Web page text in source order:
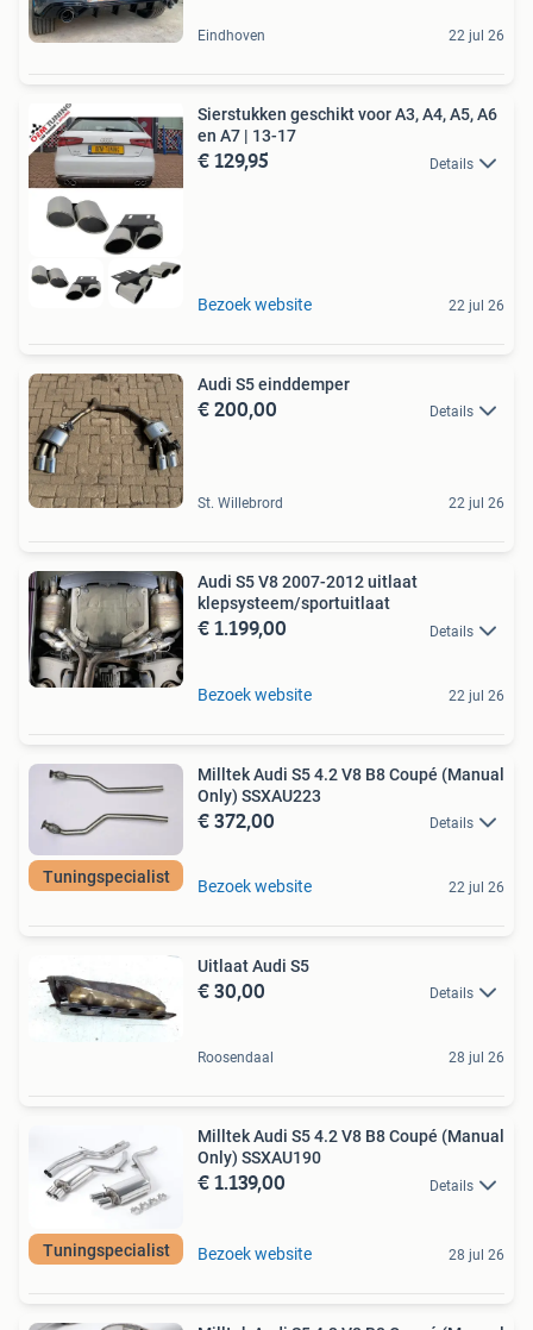
Eindhoven 22 jul 26
Sierstukken geschikt voor A3, A4, A5, A6
en A7 | 13-17
€ 129,95 Details
Bezoek website 22 jul 26
Audi S5 einddemper
€ 200,00 Details
St. Willebrord 22 jul 26
Audi S5 V8 2007-2012 uitlaat
klepsysteem/sportuitlaat
€ 1.199,00 Details
Bezoek website 22 jul 26
Tuningspecialist
Milltek Audi S5 4.2 V8 B8 Coupé (Manual
Only) SSXAU223
€ 372,00 Details
Bezoek website 22 jul 26
Uitlaat Audi S5
€ 30,00 Details
Roosendaal 28 jul 26
Tuningspecialist
Milltek Audi S5 4.2 V8 B8 Coupé (Manual
Only) SSXAU190
€ 1.139,00 Details
Bezoek website 28 jul 26